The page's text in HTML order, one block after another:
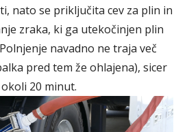
nato se priključita cev za plin in
zraka, ki ga utekočinjen plin
navadno ne traja več
pred tem že ohlajena), sicer
20 minut.